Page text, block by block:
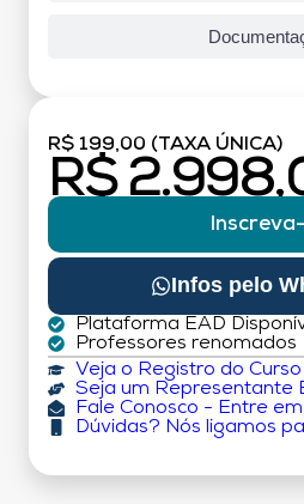
R$ 199,00 (TAXA ÚNICA)
R$
Infos pelo
Plataforma EAD
Professores renomados
Veja o Registro do Curso
Seja um Representante
Fale Conosco - Entre
Dúvidas? Nós ligamos